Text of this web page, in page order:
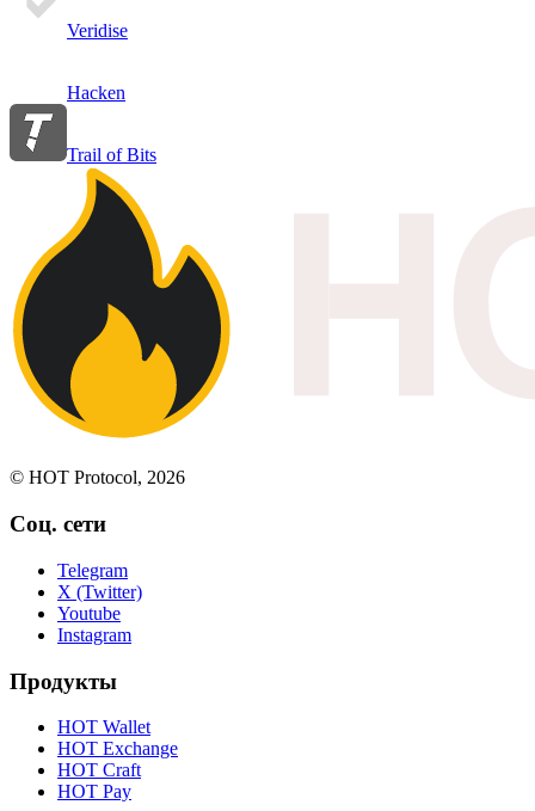
Veridise
Hacken
Trail of Bits
© HOT Protocol, 2026
Соц. сети
Telegram
X (Twitter)
Youtube
Instagram
Продукты
HOT Wallet
HOT Exchange
HOT Craft
HOT Pay